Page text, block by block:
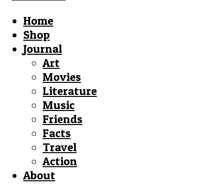
Home
Shop
Journal
Art
Movies
Literature
Music
Friends
Facts
Travel
Action
About